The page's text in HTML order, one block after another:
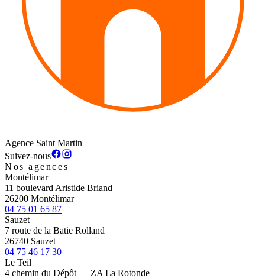
Agence Saint Martin
Suivez-nous
Nos agences
Montélimar
11 boulevard Aristide Briand
26200 Montélimar
04 75 01 65 87
Sauzet
7 route de la Batie Rolland
26740 Sauzet
04 75 46 17 30
Le Teil
4 chemin du Dépôt — ZA La Rotonde